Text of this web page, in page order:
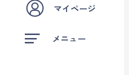
マイページ
メニュー